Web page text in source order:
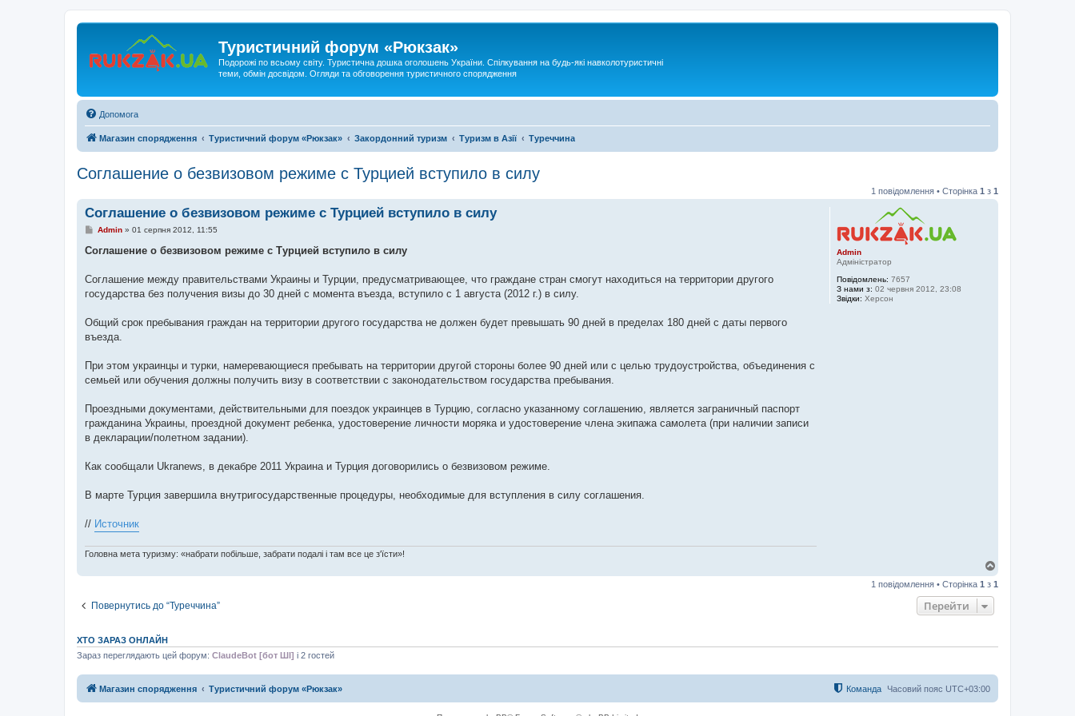
Туристичний форум «Рюкзак»
Подорожі по всьому світу. Туристична дошка оголошень України. Спілкування на будь-які навколотуристичні
теми, обмін досвідом. Огляди та обговорення туристичного спорядження
Допомога
Магазин спорядження Туристичний форум «Рюкзак» Закордонний туризм Туризм в Азії Туреччина
Соглашение о безвизовом режиме с Турцией вступило в силу
1 повідомлення • Сторінка 1 з 1
Admin
Адміністратор
Повідомлень: 7657
З нами з: 02 червня 2012, 23:08
Звідки: Херсон
Соглашение о безвизовом режиме с Турцией вступило в силу
П
в
о
л
н
я
Admin» 01 серпня 2012, 11:55
Соглашение о безвизовом режиме с Турцией вступило в силу
Соглашение между правительствами Украины и Турции, предусматривающее, что граждане стран смогут находиться на территории другого
государства без получения визы до 30 дней с момента въезда, вступило с 1 августа (2012 г.) в силу.
Общий срок пребывания граждан на территории другого государства не должен будет превышать 90 дней в пределах 180 дней с даты первого
въезда.
При этом украинцы и турки, намеревающиеся пребывать на территории другой стороны более 90 дней или с целью трудоустройства, объединения с
семьей или обучения должны получить визу в соответствии с законодательством государства пребывания.
Проездными документами, действительными для поездок украинцев в Турцию, согласно указанному соглашению, является заграничный паспорт
гражданина Украины, проездной документ ребенка, удостоверение личности моряка и удостоверение члена экипажа самолета (при наличии записи
в декларации/полетном задании).
Как сообщали Ukranews, в декабре 2011 Украина и Турция договорились о безвизовом режиме.
В марте Турция завершила внутригосударственные процедуры, необходимые для вступления в силу соглашения.
// Источник
Головна мета туризму: «набрати побільше, забрати подалі і там все це з'їсти»!
г
1 повідомлення • Сторінка 1 з 1
Повернутись до “Туреччина” Перейти
ХТО ЗАРАЗ ОНЛАЙН
Зараз переглядають цей форум: ClaudeBot [бот ШІ] і 2 гостей
Магазин спорядження Туристичний форум «Рюкзак» Часовий пояс UTC+03:00
Команда